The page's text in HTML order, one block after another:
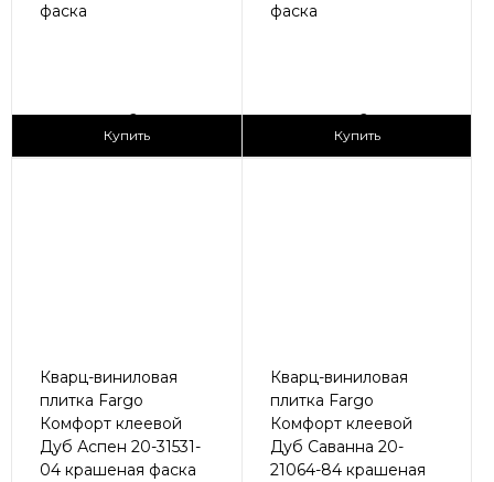
фаска
2
Купить
фаска
2
Купить
Кварц-виниловая
плитка Fargo
Комфорт клеевой
Дуб Аспен 20-31531-
04 крашеная фаска
Кварц-виниловая
плитка Fargo
Комфорт клеевой
Дуб Саванна 20-
21064-84 крашеная